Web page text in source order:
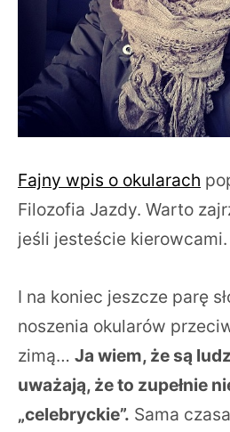
Fajny wpis o okularach
Filozofia Jazdy. Warto
jeśli jesteście kierowcami.
I na koniec jeszcze parę
noszenia okularów
zimą… Ja wiem, że są
uważają, że to zupełnie
„celebryckie”. Sama